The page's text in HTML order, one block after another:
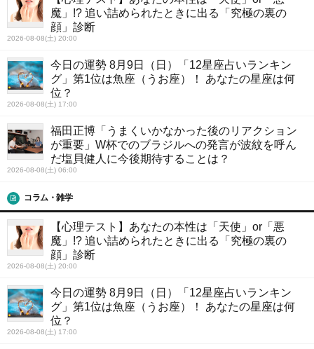
魔」!? 追い詰められたときに出る「究極の裏の
顔」診断
2026-08-08(土) 20:00
今日の運勢 8月9日（日）「12星座占いランキン
グ」第1位は魚座（うお座）！ あなたの星座は何
位？
2026-08-08(土) 17:00
福田正博「うまくいかなかった後のリアクション
が重要」W杯でのブラジルへの発言が波紋を呼ん
だ塩貝健人に今後期待することは？
2026-08-08(土) 06:00
コラム・雑学
【心理テスト】あなたの本性は「天使」or「悪
魔」!? 追い詰められたときに出る「究極の裏の
顔」診断
2026-08-08(土) 20:00
今日の運勢 8月9日（日）「12星座占いランキン
グ」第1位は魚座（うお座）！ あなたの星座は何
位？
2026-08-08(土) 17:00